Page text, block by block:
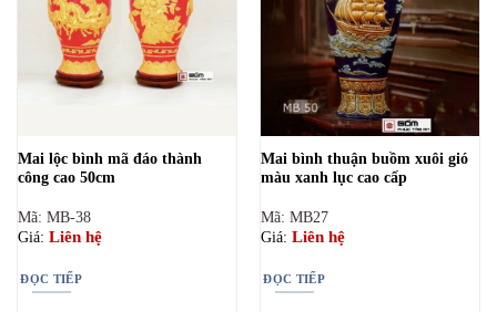
Mai lộc bình mã đáo thành
công cao 50cm
Mã: MB-38
Giá: Liên hệ
ĐỌC TIẾP
Mai bình thuận buồm xuôi gió
màu xanh lục cao cấp
Mã: MB27
Giá: Liên hệ
ĐỌC TIẾP